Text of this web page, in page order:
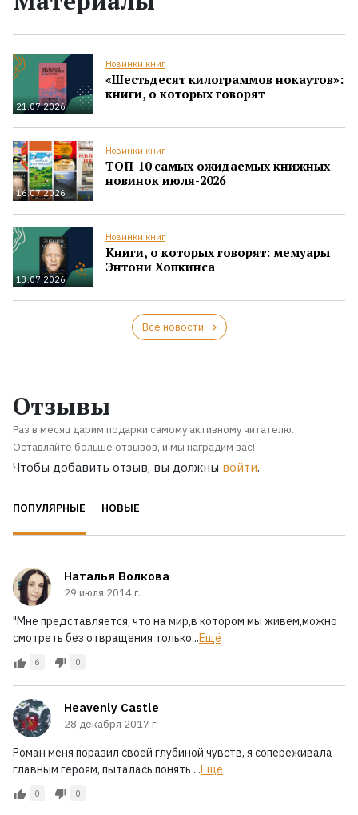
21.07.2026
Новинки книг
«Шестьдесят килограммов нокаутов»:
книги, о которых говорят
16.07.2026
Новинки книг
ТОП-10 самых ожидаемых книжных
новинок июля-2026
13.07.2026
Новинки книг
Книги, о которых говорят: мемуары
Энтони Хопкинса
Все новости
Отзывы
Раз в месяц дарим подарки самому активному читателю.
Оставляйте больше отзывов, и мы наградим вас!
Чтобы добавить отзыв, вы должны войти.
ПОПУЛЯРНЫЕ НОВЫЕ
Наталья Волкова
29 июля 2014 г.
"Мне представляется, что на мир,в котором мы живем,можно
смотреть без отвращения только...Ещё
6 0
Heavenly Castle
28 декабря 2017 г.
Роман меня поразил своей глубиной чувств, я сопереживала
главным героям, пыталась понять ...Ещё
0 0